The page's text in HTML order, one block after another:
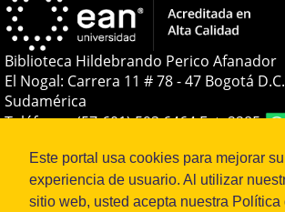
Este portal usa cookies para mejorar su
experiencia de usuario. Al utilizar
sitio web, usted acepta nuestra Política
Biblioteca Hildebrando Perico Afanador
El Nogal: Carrera 11 # 78 - 47 Bogotá
Sudamérica
Teléfono:+(57-601) 593 6464 Ext. 2285
biblioteca@universidadean.edu.co